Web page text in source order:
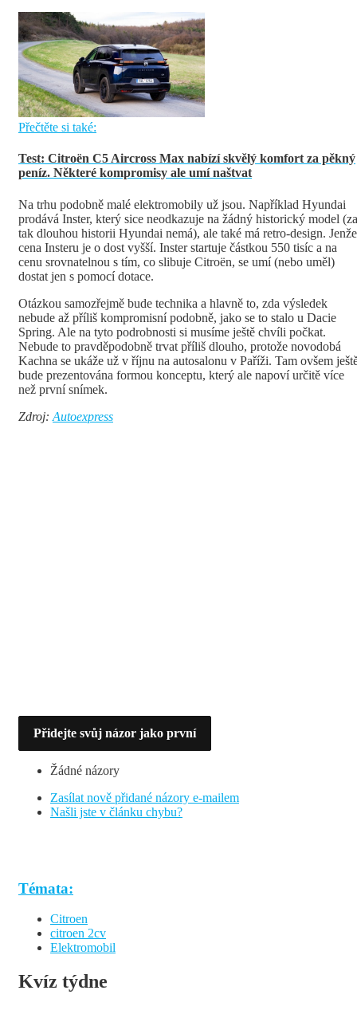
Přečtěte si také:
Test: Citroën C5 Aircross Max nabízí skvělý komfort za pěkný
peníz. Některé kompromisy ale umí naštvat
Na trhu podobně malé elektromobily už jsou. Například Hyundai
prodává Inster, který sice neodkazuje na žádný historický model
tak dlouhou historii Hyundai nemá), ale také má retro-design. Jenže
cena Insteru je o dost vyšší. Inster startuje částkou 550 tisíc a na
cenu srovnatelnou s tím, co slibuje Citroën, se umí (nebo uměl)
dostat jen s pomocí dotace.
Otázkou samozřejmě bude technika a hlavně to, zda výsledek
nebude až příliš kompromisní podobně, jako se to stalo u Dacie
Spring. Ale na tyto podrobnosti si musíme ještě chvíli počkat.
Nebude to pravděpodobně trvat příliš dlouho, protože novodobá
Kachna se ukáže už v říjnu na autosalonu v Paříži. Tam ovšem
bude prezentována formou konceptu, který ale napoví určitě více
než první snímek.
Zdroj: Autoexpress
Přidejte svůj názor jako první
Žádné názory
Zasílat nově přidané názory e-mailem
Našli jste v článku chybu?
Témata:
Citroen
citroen 2cv
Elektromobil
Kvíz týdne